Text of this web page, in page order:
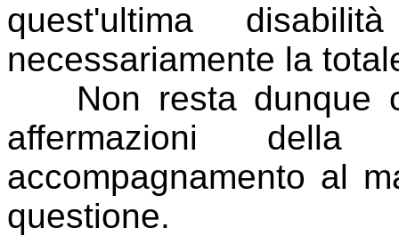
quest'ultima
necessariamente la
Non resta dunque
affermazioni
accompagnamento al
questione.